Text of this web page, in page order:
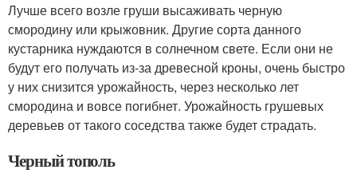
Лучше всего возле груши высаживать черную
смородину или крыжовник. Другие сорта данного
кустарника нуждаются в солнечном свете. Если они не
будут его получать из-за древесной кроны, очень быстро
у них снизится урожайность, через несколько лет
смородина и вовсе погибнет. Урожайность грушевых
деревьев от такого соседства также будет страдать.
Черный тополь